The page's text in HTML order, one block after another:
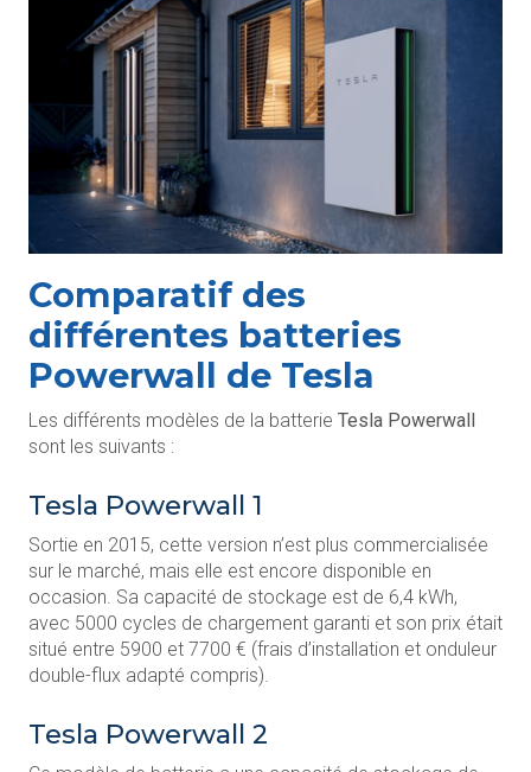
Comparatif des
différentes batteries
Powerwall de Tesla
Les différents modèles de la batterie Tesla Powerwall
sont les suivants :
Tesla Powerwall 1
Sortie en 2015, cette version n’est plus commercialisée
sur le marché, mais elle est encore disponible en
occasion. Sa capacité de stockage est de 6,4 kWh,
avec 5000 cycles de chargement garanti et son prix était
situé entre 5900 et 7700 € (frais d’installation et onduleur
double-flux adapté compris).
Tesla Powerwall 2